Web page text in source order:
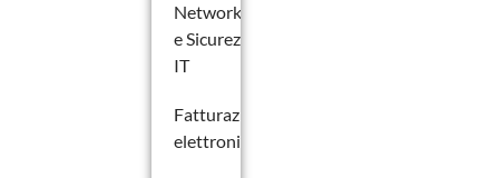
Networking
e Sicurezza
IT
Fatturazione
elettronica